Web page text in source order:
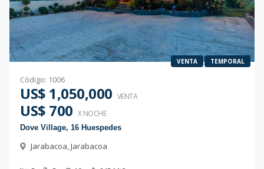
VENTA TEMPORAL
Código: 1006
US$ 1,050,000 VENTA
US$ 700 X NOCHE
Dove Village, 16 Huespedes
Jarabacoa,Jarabacoa